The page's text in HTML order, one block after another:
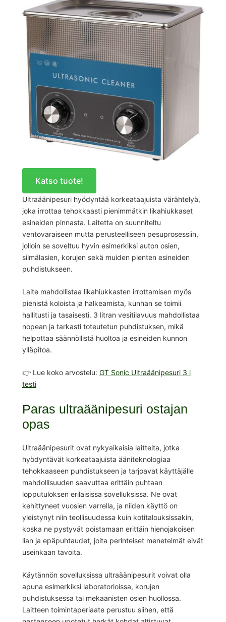
Katso tuote!
Ultraäänipesuri hyödyntää korkeataajuista värähtelyä,
joka irrottaa tehokkaasti pienimmätkin likahiukkaset
esineiden pinnasta. Laitetta on suunniteltu
ventovaraiseen mutta perusteelliseen pesuprosessiin,
jolloin se soveltuu hyvin esimerkiksi auton osien,
silmälasien, korujen sekä muiden pienten esineiden
puhdistukseen.
Laite mahdollistaa likahiukkasten irrottamisen myös
pienistä koloista ja halkeamista, kunhan se toimii
hallitusti ja tasaisesti. 3 litran vesitilavuus mahdollistaa
nopean ja tarkasti toteutetun puhdistuksen, mikä
helpottaa säännöllistä huoltoa ja esineiden kunnon
ylläpitoa.
👉 Lue koko arvostelu: GT Sonic Ultraäänipesuri 3 l
testi
Paras ultraäänipesuri ostajan
opas
Ultraäänipesurit ovat nykyaikaisia laitteita, jotka
hyödyntävät korkeataajuista ääniteknologiaa
tehokkaaseen puhdistukseen ja tarjoavat käyttäjälle
mahdollisuuden saavuttaa erittäin puhtaan
lopputuloksen erilaisissa sovelluksissa. Ne ovat
kehittyneet vuosien varrella, ja niiden käyttö on
yleistynyt niin teollisuudessa kuin kotitalouksissakin,
koska ne pystyvät poistamaan erittäin hienojakoisen
lian ja epäpuhtaudet, joita perinteiset menetelmät eivät
useinkaan tavoita.
Käytännön sovelluksissa ultraäänipesurit voivat olla
apuna esimerkiksi laboratorioissa, korujen
puhdistuksessa tai mekaanisten osien huollossa.
Laitteen toimintaperiaate perustuu siihen, että